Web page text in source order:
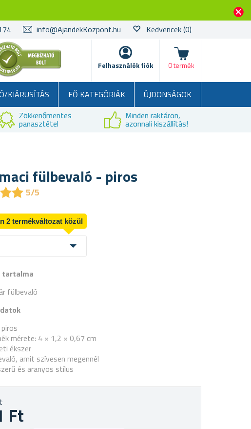
info@AjandekKozpont.hu Kedvencek(0)
Felhasználók fiók
kosár
0 termék
KIÁRUSÍTÁS FŐ KATEGÓRIÁK
ÚJDONSÁGOK
Zökkenőmentes
panasztétel
Minden raktáron,
azonnali kiszállítás!
fülbevaló - piros
★★
★★5/5
2 termékváltozat közül
tartalma
fülbevaló
mérete: 4 × 1,2 × 0,67 cm
ékszer
amit szívesen megennél
és aranyos stílus
Ft